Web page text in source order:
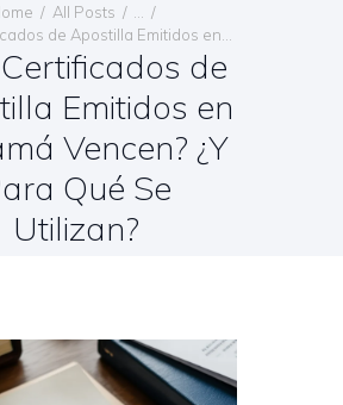
All Posts
de Apostilla Emitidos en...
de
Emitidos en
Vencen? ¿Y
Qué Se
Utilizan?
DE PAGO